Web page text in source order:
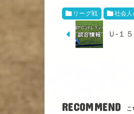
リーグ戦 社会
Ｕ-１
RECOMMEND